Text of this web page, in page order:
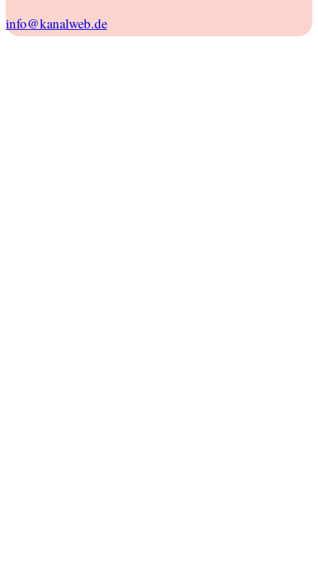
info@kanalweb.de